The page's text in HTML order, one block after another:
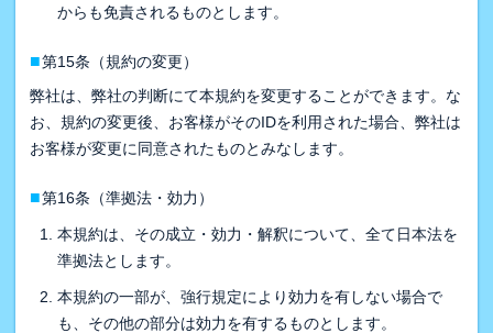
からも免責されるものとします。
■第15条（規約の変更）
弊社は、弊社の判断にて本規約を変更することができます。な
お、規約の変更後、お客様がそのIDを利用された場合、弊社は
お客様が変更に同意されたものとみなします。
■第16条（準拠法・効力）
本規約は、その成立・効力・解釈について、全て日本法を
準拠法とします。
本規約の一部が、強行規定により効力を有しない場合で
も、その他の部分は効力を有するものとします。